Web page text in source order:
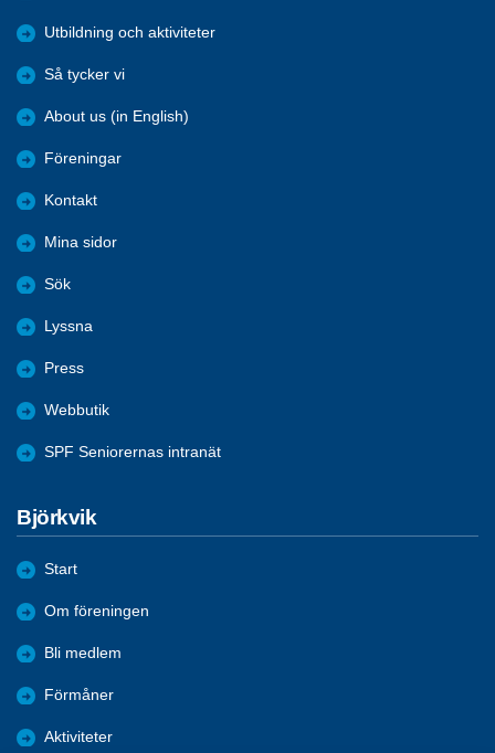
Utbildning och aktiviteter
Så tycker vi
About us (in English)
Föreningar
Kontakt
Mina sidor
Sök
Lyssna
Press
Webbutik
SPF Seniorernas intranät
Björkvik
Start
Om föreningen
Bli medlem
Förmåner
Aktiviteter